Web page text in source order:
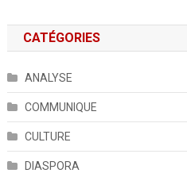
CATÉGORIES
ANALYSE
COMMUNIQUE
CULTURE
DIASPORA